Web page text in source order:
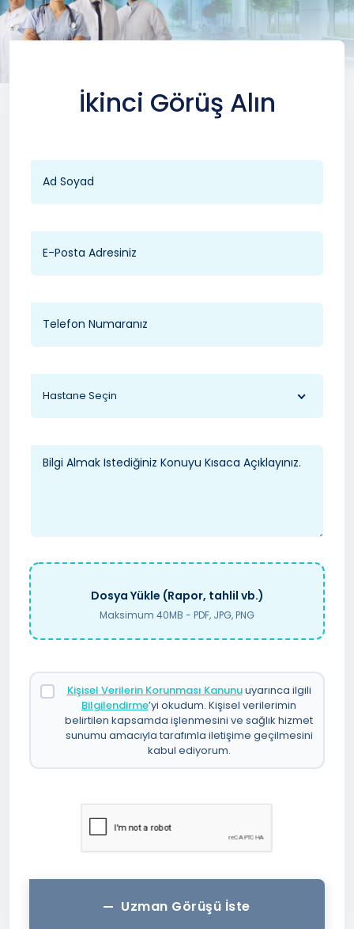
İkinci Görüş Alın
Hastane Seçin
Dosya Yükle (Rapor, tahlil vb.)
Maksimum 40MB - PDF, JPG, PNG
Kişisel Verilerin Korunması Kanunuuyarınca ilgili
Bilgilendirme’yi okudum. Kişisel verilerimin
belirtilen kapsamda işlenmesini ve sağlık hizmet
sunumu amacıyla tarafımla iletişime geçilmesini
kabul ediyorum.
Uzman Görüşü İste